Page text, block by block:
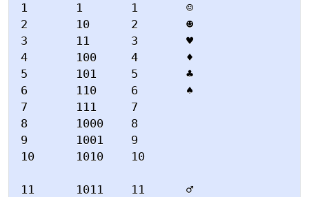
1       1       1       ☺
2       10      2       ☻
3       11      3       ♥
4       100     4       ♦
5       101     5       ♣
6       110     6       ♠
7       111     7
8       1000    8
9       1001    9
10      1010    10
11      1011    11      ♂